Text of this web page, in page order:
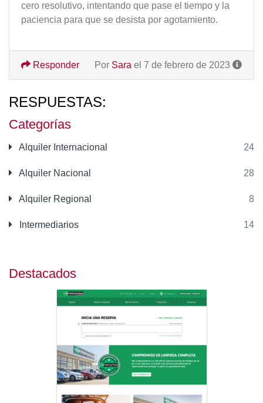
Categorías
Alquiler Internacional 24
Alquiler Nacional 28
Alquiler Regional 8
Intermediarios 14
Destacados
cero resolutivo, intentando que pase el tiempo y la
paciencia para que se desista por agotamiento.
Por Sara el 7 de febrero de 2023
Responder
RESPUESTAS: